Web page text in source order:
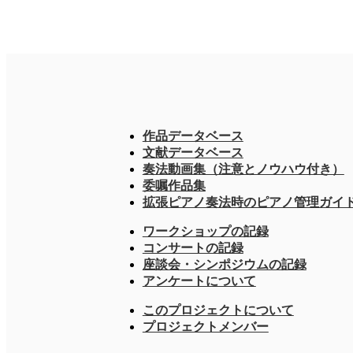
作品データベース
文献データベース
奏法動画集（注意とノウハウ付き）
委嘱作品集
拡張ピアノ奏法時のピアノ管理ガイ
ワークショップの記録
コンサートの記録
座談会・シンポジウムの記録
アンケートについて
このプロジェクトについて
プロジェクトメンバー